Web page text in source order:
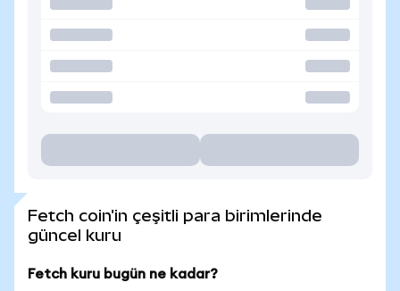
Fetch coin'in çeşitli para birimlerinde
güncel kuru
Fetch kuru bugün ne kadar?